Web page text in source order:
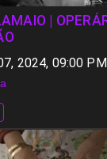
|
2024, 09:00 PM